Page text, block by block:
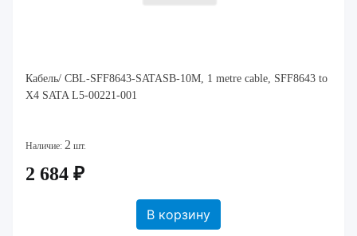
Кабель/ CBL-SFF8643-SATASB-10M, 1 metre cable, SFF8643 to
X4 SATA L5-00221-001
Наличие: 2 шт.
2 684 ₽
В корзину